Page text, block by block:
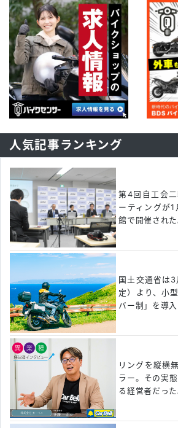
人気記事ランキング
第4回自工会
ーティングが
館で開催され
国土交通省は
定）より、小
バー制」を導入
リングを縦横
ラー。その実
る経営者だっ